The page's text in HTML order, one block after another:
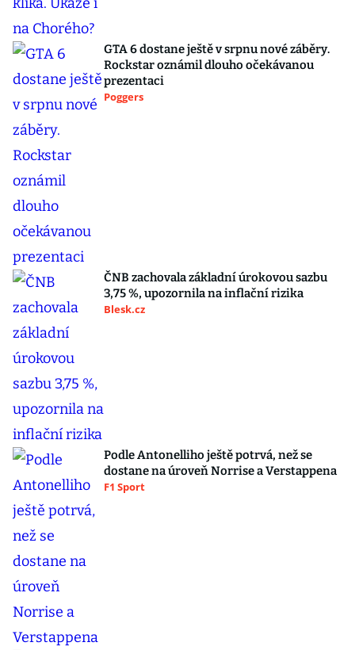
GTA 6 dostane ještě v srpnu nové záběry.
Rockstar oznámil dlouho očekávanou
prezentaci
Poggers
ČNB zachovala základní úrokovou sazbu
3,75 %, upozornila na inflační rizika
Blesk.cz
Podle Antonelliho ještě potrvá, než se
dostane na úroveň Norrise a Verstappena
F1 Sport